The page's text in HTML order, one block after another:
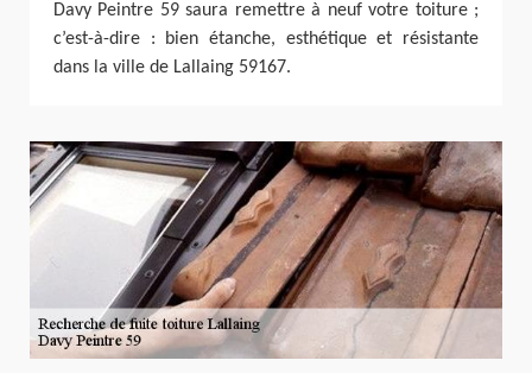
Davy Peintre 59 saura remettre à neuf votre toiture ;
c’est-à-dire : bien étanche, esthétique et résistante
dans la ville de Lallaing 59167.